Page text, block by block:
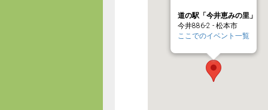
道の駅「今井恵みの里」
今井886-2 - 松本市
ここでのイベント一覧